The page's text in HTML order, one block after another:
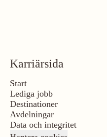
Karriärsida
Start
Lediga jobb
Destinationer
Avdelningar
Data och integritet